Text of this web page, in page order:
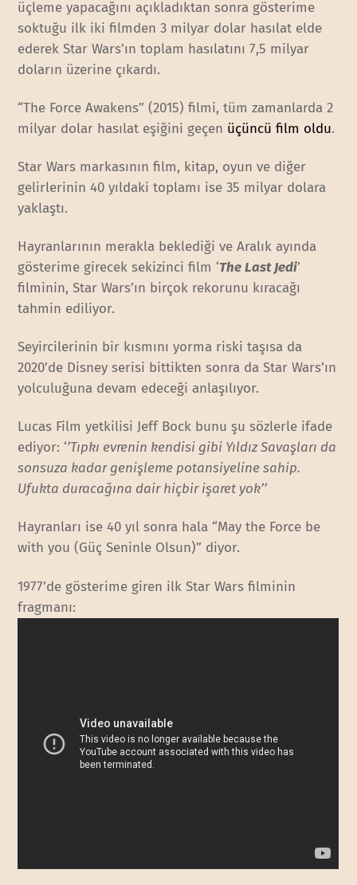
üçleme yapacağını açıkladıktan sonra gösterime
soktuğu ilk iki filmden 3 milyar dolar hasılat elde
ederek Star Wars’ın toplam hasılatını 7,5 milyar
doların üzerine çıkardı.
“The Force Awakens” (2015) filmi, tüm zamanlarda 2
milyar dolar hasılat eşiğini geçen üçüncü film oldu.
Star Wars markasının film, kitap, oyun ve diğer
gelirlerinin 40 yıldaki toplamı ise 35 milyar dolara
yaklaştı.
Hayranlarının merakla beklediği ve Aralık ayında
gösterime girecek sekizinci film ‘The Last Jedi’
filminin, Star Wars’ın birçok rekorunu kıracağı
tahmin ediliyor.
Seyircilerinin bir kısmını yorma riski taşısa da
2020’de Disney serisi bittikten sonra da Star Wars’ın
yolculuğuna devam edeceği anlaşılıyor.
Lucas Film yetkilisi Jeff Bock bunu şu sözlerle ifade
ediyor: ‘’Tıpkı evrenin kendisi gibi Yıldız Savaşları da
sonsuza kadar genişleme potansiyeline sahip.
Ufukta duracağına dair hiçbir işaret yok’’
Hayranları ise 40 yıl sonra hala “May the Force be
with you (Güç Seninle Olsun)” diyor.
1977’de gösterime giren ilk Star Wars filminin
fragmanı: